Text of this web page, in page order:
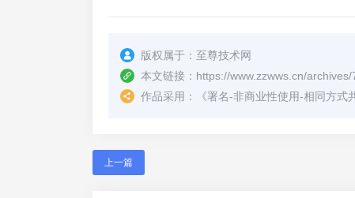
版权属于： 至尊技术网
本文链接： https://www.zzwws.cn/archives/
作品采用：
《署名-非商业性使用-相同方式
上一篇